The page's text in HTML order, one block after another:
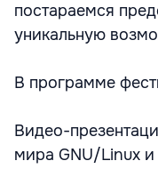
постараемся
уникальную
В программе
Видео-
мира GNU/Linux